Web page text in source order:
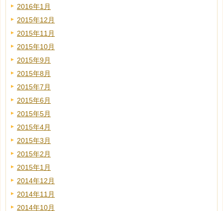
2016年1月
2015年12月
2015年11月
2015年10月
2015年9月
2015年8月
2015年7月
2015年6月
2015年5月
2015年4月
2015年3月
2015年2月
2015年1月
2014年12月
2014年11月
2014年10月